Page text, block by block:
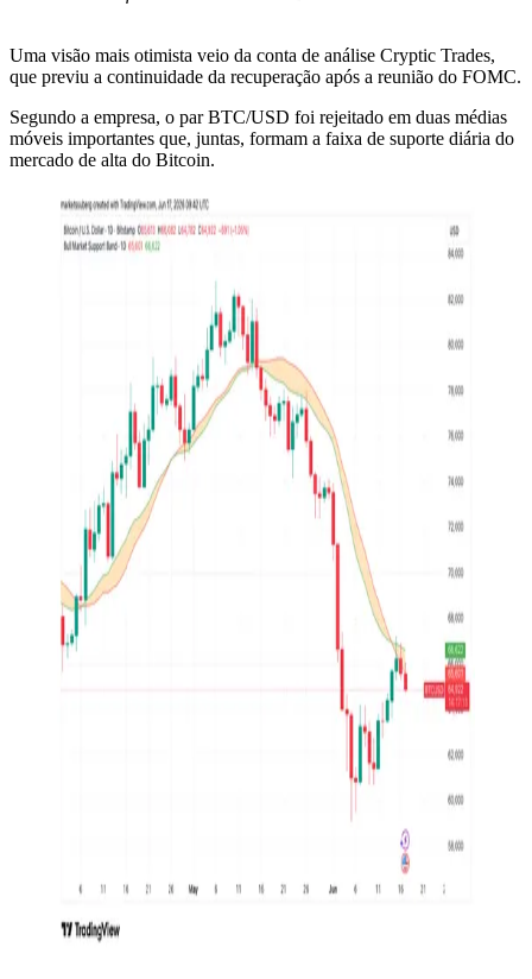
Uma visão mais otimista veio da conta de análise Cryptic Trades,
que previu a continuidade da recuperação após a reunião do FOMC.
Segundo a empresa, o par BTC/USD foi rejeitado em duas médias
móveis importantes que, juntas, formam a faixa de suporte diária do
mercado de alta do Bitcoin.